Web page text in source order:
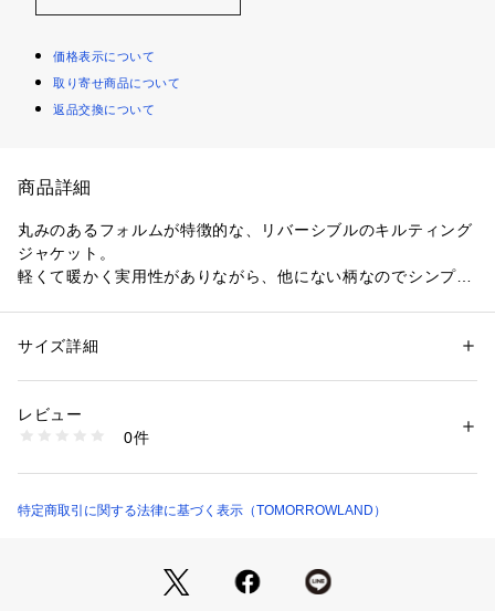
価格表示について
取り寄せ商品について
返品交換について
商品詳細
丸みのあるフォルムが特徴的な、リバーシブルのキルティング
ジャケット。
軽くて暖かく実用性がありながら、他にない柄なのでシンプル
身幅と肩周りにゆとりがあるので厚手のニットなどにも合わせ
〈manipuri（マニプリ）〉
2009年、ヴィンテージスカーフの魅力をたくさんの人へ伝え
るスカーフやストールは、全て熟練の職人により一版ずつ手作
その魅力はスカーフだけにとどまらず、バッグや傘、ウェアー
なども展開しています。
性別：レディース
素材：ポリエステル100％　中綿：ポリエステル100％　裏地：ポリエス
生産国：中国
洗濯：洗濯不可、漂白不可、タンブル乾燥不可、アイロン仕上げ可、ドラ
※詳しい洗濯方法については、商品の品質表示タグをご覧ください
26185518018 （ショップ）
サイズ詳細
レビュー
0件
特定商取引に関する法律に基づく表示（TOMORROWLAND）